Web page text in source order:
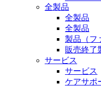
全製品
全製品
全製品
製品（フ
販売終了
サービス
サービス
ケアサポ